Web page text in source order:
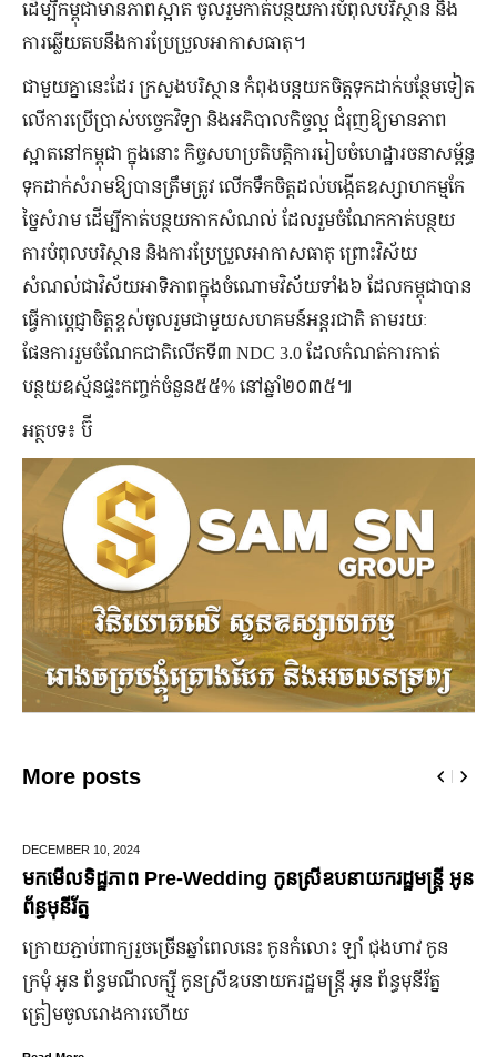
ដើម្បីកម្ពុជាមានភាពស្អាត ចូលរួមកាត់បន្ថយការបំពុលបរិស្ថាន និង
ការឆ្លើយតបនឹងការប្រែប្រួលអាកាសធាតុ។
ជាមួយគ្នានេះដែរ ក្រសួងបរិស្ថាន កំពុងបន្តយកចិត្តទុកដាក់បន្ថែមទៀត
លើការប្រើប្រាស់បច្ចេកវិទ្យា និងអភិបាលកិច្ចល្អ ជំរុញឱ្យមានភាព
ស្អាតនៅកម្ពុជា ក្នុងនោះ កិច្ចសហប្រតិបត្តិការរៀបចំហេដ្ឋារចនាសម្ព័ន្ធ
ទុកដាក់សំរាមឱ្យបានត្រឹមត្រូវ លើកទឹកចិត្តដល់បង្កើតឧស្សាហកម្មកែ
ច្នៃសំរាម ដើម្បីកាត់បន្ថយកាកសំណល់ ដែលរួមចំណែកកាត់បន្ថយ
ការបំពុលបរិស្ថាន និងការប្រែប្រួលអាកាសធាតុ ព្រោះវិស័យ
សំណល់ជាវិស័យអាទិភាពក្នុងចំណោមវិស័យទាំង៦ ដែលកម្ពុជាបាន
ធ្វើកាប្តេជ្ញាចិត្តខ្ពស់ចូលរួមជាមួយសហគមន៍អន្តរជាតិ តាមរយៈ
ផែនការរួមចំណែកជាតិលើកទី៣ NDC 3.0 ដែលកំណត់ការកាត់
បន្ថយឧស្ម័នផ្ទះកញ្ចក់ចំនួន៥៥% នៅឆ្នាំ២០៣៥៕
អត្ថបទ៖ ប៊ី
More posts
យករដ្ឋមន្រ្តី អូន
ះ ឡាំ ជុងហាវ កូន
អូន ព័ន្ធមុនីរ័ត្ន
មកដឹងប្រាក់ចំណេញសុទ្ធរបស់ក្រុមហ៊ុន
ក្រុមហ៊ុន Ford Motor ទទួលប្រាក់ចំណេញសរុបប្រ
ឡើង បើទោះបីវិបត្តិសេដ្ឋកិច្ចពិភពលោកមិនទាន់
ប្រសើរ។